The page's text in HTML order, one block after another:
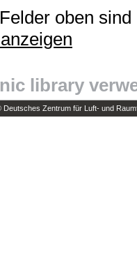
oben
library
Zentrum für Luft- und